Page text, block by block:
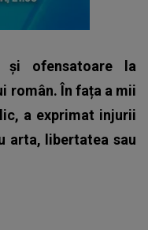
și ofensatoare la
român. În fața a mii
a exprimat injurii
arta, libertatea sau